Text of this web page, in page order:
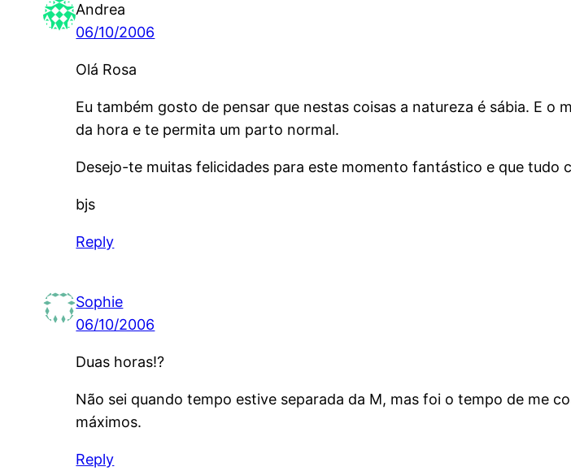
Andrea
06/10/2006
Olá Rosa
Eu também gosto de pensar que nestas coisas a natureza é sábia. E
da hora e te permita um parto normal.
Desejo-te muitas felicidades para este momento fantástico e que tudo
bjs
Reply
Sophie
06/10/2006
Duas horas!?
Não sei quando tempo estive separada da M, mas foi o tempo de me
máximos.
Reply